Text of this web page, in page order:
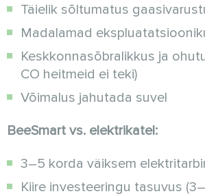
Täielik sõltumatus
Madalamad
Keskkonnasõbralikkus ja
CO heitmeid ei teki)
Võimalus jahutada suvel
BeeSmart vs. elektrikatel:
3–5 korda väiksem
Kiire investeeringu tasuvus